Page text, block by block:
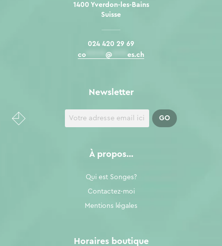
1400 Yverdon-les-Bains
Suisse
024 420 29 69
co
@ es.ch
À propos…
Qui est Songes?
Contactez-moi
Mentions légales
Newsletter
Horaires boutique